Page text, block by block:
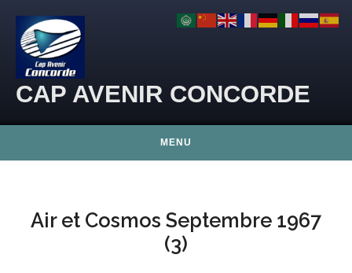
CAP AVENIR CONCORDE
MENU
Air et Cosmos Septembre 1967
(3)